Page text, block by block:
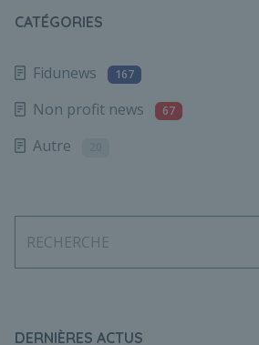
CATÉGORIES
Fidunews 167
Non profit news 67
Autre
RECHERCHE
DERNIÈRES ACTUS